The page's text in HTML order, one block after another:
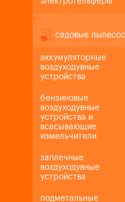
+-
садовые
аккумуляторные
воздуходувные
устройства
бензиновые
воздуходувные
устройства и
всасывающие
измельчители
заплечные
воздуходувные
устройства
подметальные